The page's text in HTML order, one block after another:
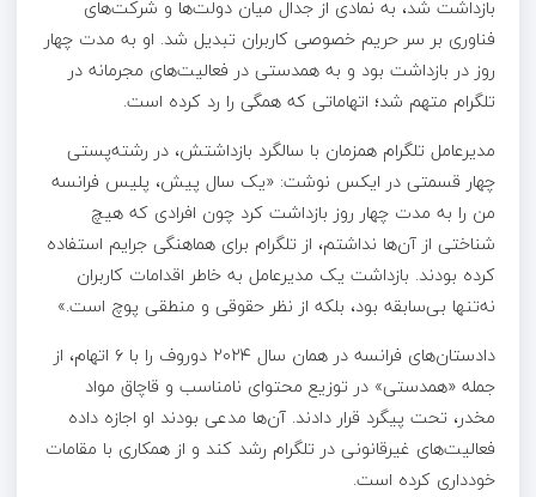
بازداشت شد، به نمادی از جدال میان دولت‌ها و شرکت‌های
فناوری بر سر حریم خصوصی کاربران تبدیل شد. او به مدت چهار
روز در بازداشت بود و به همدستی در فعالیت‌های مجرمانه در
تلگرام متهم شد؛ اتهاماتی که همگی را رد کرده است.
مدیرعامل تلگرام همزمان با سالگرد بازداشتش، در رشته‌پستی
چهار قسمتی در ایکس نوشت: «یک سال پیش، پلیس فرانسه
من را به مدت چهار روز بازداشت کرد چون افرادی که هیچ
شناختی از آن‌ها نداشتم، از تلگرام برای هماهنگی جرایم استفاده
کرده بودند. بازداشت یک مدیرعامل به خاطر اقدامات کاربران
نه‌تنها بی‌سابقه بود، بلکه از نظر حقوقی و منطقی پوچ است.»
دادستان‌های فرانسه در همان سال ۲۰۲۴ دوروف را با ۶ اتهام، از
جمله «همدستی» در توزیع محتوای نامناسب و قاچاق مواد
مخدر، تحت پیگرد قرار دادند. آن‌ها مدعی بودند او اجازه داده
فعالیت‌های غیرقانونی در تلگرام رشد کند و از همکاری با مقامات
خودداری کرده است.